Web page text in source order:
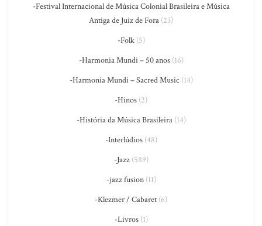
-Festival Internacional de Música Colonial Brasileira e Música
Antiga de Juiz de Fora (23)
-Folk(5)
-Harmonia Mundi – 50 anos(16)
-Harmonia Mundi – Sacred Music (14)
-Hinos (2)
-História da Música Brasileira(14)
-Interlúdios(48)
-Jazz(589)
-jazz fusion(11)
-Klezmer / Cabaret (6)
-Livros(1)